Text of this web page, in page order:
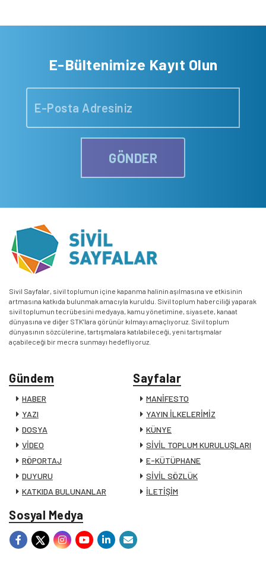
E-Bültenimize Kayıt Olun
GÖNDER
Sivil Sayfalar, sivil toplumun içine kapanma halinin aşılmasına ve etkisinin
artmasına katkıda bulunmak amacıyla kuruldu. Sivil toplum haberciliği yaparak
sivil toplumun tecrübesini medyaya, kamu yönetimine, siyasete, kanaat
dünyasına ve diğer STK’lara görünür kılmayı amaçlıyoruz. Sivil toplum
dünyasının sözcülerine, tartışmalara katılabileceği, yeni tartışmalar
açabileceği bir mecra sunmayı hedefliyoruz.
Gündem
HABER
YAZI
DOSYA
VİDEO
RÖPORTAJ
DUYURU
KATKIDA BULUNANLAR
Sayfalar
MANİFESTO
YAYIN İLKELERİMİZ
KÜNYE
SİVİL TOPLUM KURULUŞLARI
E-KÜTÜPHANE
SİVİL SÖZLÜK
İLETİŞİM
Sosyal Medya